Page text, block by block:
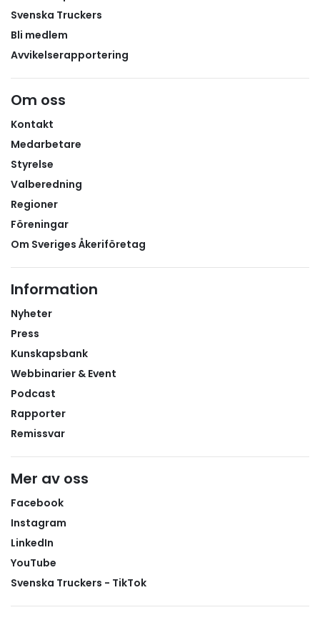
av något förrän man verkligen behöver det. Jag är
otroligt tacksam över att ha fått hjälp så snabbt
och att äntligen bli tagen på allvar, avslutar
Svenska Truckers
Bli medlem
Avvikelserapportering
Om oss
Kontakt
Medarbetare
Styrelse
Valberedning
Regioner
Föreningar
Om Sveriges Åkeriföretag
Information
Nyheter
Press
Kunskapsbank
Webbinarier & Event
Podcast
Rapporter
Remissvar
Mer av oss
Facebook
Instagram
LinkedIn
YouTube
Svenska Truckers - TikTok